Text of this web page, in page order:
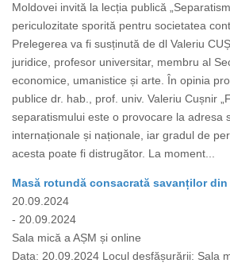
Moldovei invită la lecția publică
periculozitate sporită pentru societatea
Prelegerea va fi susținută de dl Valeriu
juridice, profesor universitar, membru al
economice, umanistice și arte. În opinia
publice dr. hab., prof. univ. Valeriu Cușnir
separatismului este o provocare la adresa
internaționale și naționale, iar gradul de
acesta poate fi distrugător. La moment...
Masă rotundă consacrată savanților
20.09.2024
- 20.09.2024
Sala mică a AȘM și online
Data: 20.09.2024 Locul desfășurării: Sala